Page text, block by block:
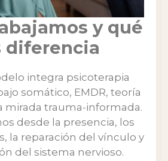
y qué
diferencia
integra psicoterapia
somático, EMDR, teoría
mirada trauma-informada.
desde la presencia, los
la reparación del vínculo y
del sistema nervioso.